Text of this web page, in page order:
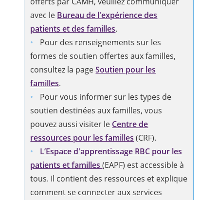
avec le Bureau de l'expérience des
patients et des familles.
Pour des renseignements sur les
formes de soutien offertes aux familles,
consultez la pageSoutien pour les
familles.
Pour vous informer sur les types de
soutien destinées aux familles, vous
pouvez aussi visiter le Centre de
ressources pour les familles (CRF).
L’Espace d'apprentissage RBC pour les
patients et familles(EAPF) est accessible à
tous. Il contient des ressources et explique
comment se connecter aux services